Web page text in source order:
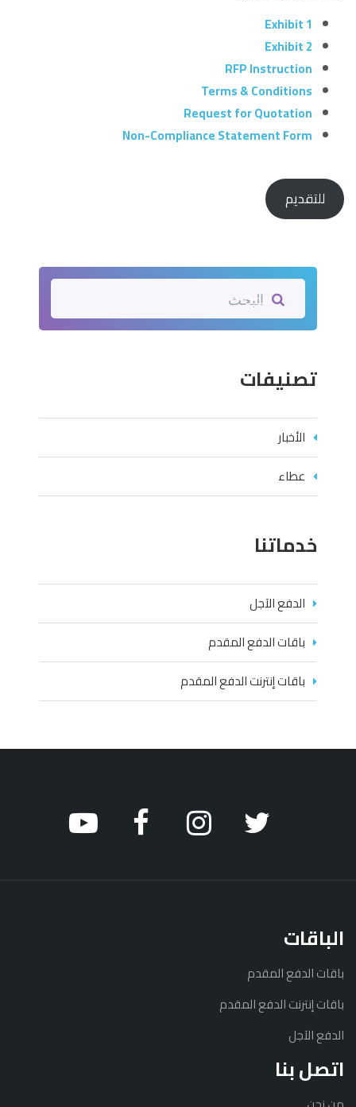
Exhibit 1
Exhibit 2
RFP Instruction
Terms & Conditions
Request for Quotation
Non-Compliance Statement Form
للتقديم
البحث
تصنيفات
الأخبار
عطاء
خدماتنا
الدفع الآجل
باقات الدفع المقدم
باقات إنترنت الدفع المقدم
الباقات
باقات الدفع المقدم
باقات إنترنت الدفع المقدم
الدفع الآجل
اتصل بنا